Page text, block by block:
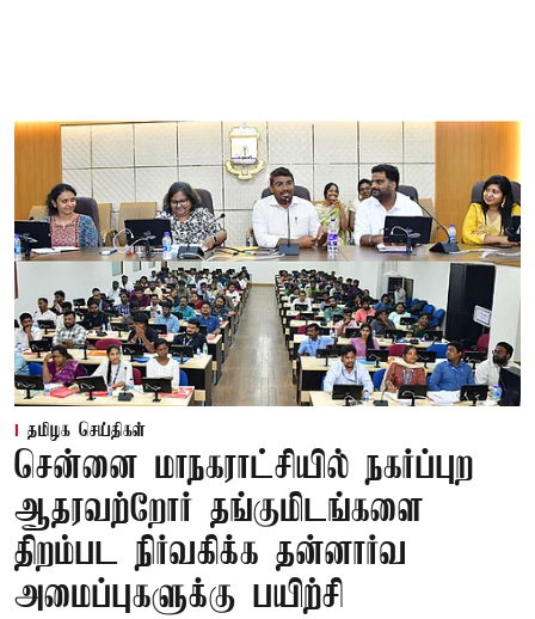
தமிழக செய்திகள்
சென்னை மாநகராட்சியில் நகர்ப்புற
ஆதரவற்றோர் தங்குமிடங்களை
திறம்பட நிர்வகிக்க தன்னார்வ
அமைப்புகளுக்கு பயிற்சி